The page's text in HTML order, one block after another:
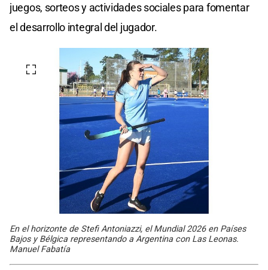
juegos, sorteos y actividades sociales para fomentar
el desarrollo integral del jugador.
En el horizonte de Stefi Antoniazzi, el Mundial 2026 en Países
Bajos y Bélgica representando a Argentina con Las Leonas.
Manuel Fabatía